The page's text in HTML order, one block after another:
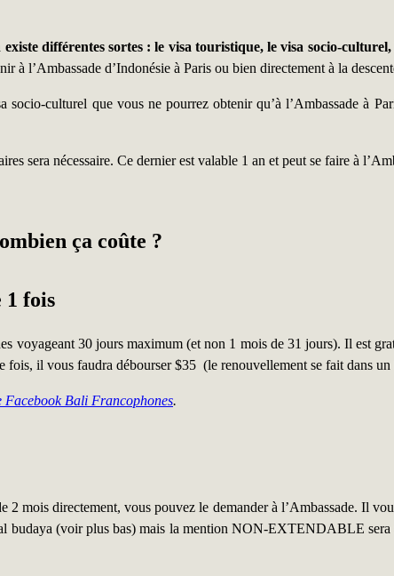
différentes sortes : le visa touristique, le visa socio-
à l’Ambassade d’Indonésie à Paris ou bien directement à la
culturel que vous ne pourrez obtenir qu’à l’Ambassade à
sera nécessaire. Ce dernier est valable 1 an et peut se faire à
ça coûte ?
1 fois
voyageant 30 jours maximum (et non 1 mois de 31 jours). Il est
il vous faudra débourser $35 (le renouvellement se fait dans
Facebook Bali Francophones.
2 mois directement, vous pouvez le demander à l’Ambassade. Il
budaya (voir plus bas) mais la mention NON-EXTENDABLE sera